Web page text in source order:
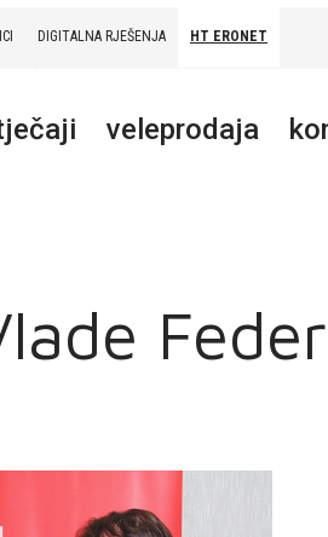
DIGITALNA RJEŠENJA HT ERONET
veleprodaja